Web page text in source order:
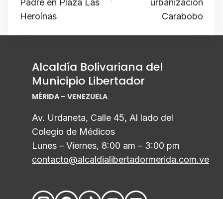
k
Padre en Plaza Las
Heroínas
urbanización
Carabobo
Alcaldía Bolivariana del
Municipio Libertador
MÉRIDA – VENEZUELA
Av. Urdaneta, Calle 45, Al lado del
Colegio de Médicos
Lunes – Viernes, 8:00 am – 3:00 pm
contacto@alcaldialibertadormerida.com.ve